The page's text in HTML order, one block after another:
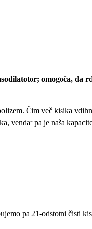
omogoča, da
Čim več kisika
vendar pa je naša
pa 21-odstotni čisti